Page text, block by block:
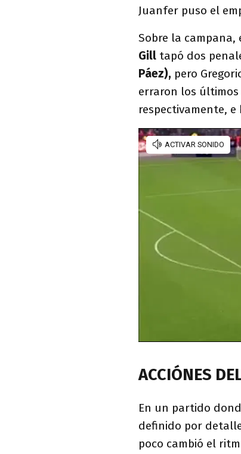
Juanfer puso el
Sobre la campana,
Gill tapó dos
Páez), pero
erraron los
respectivamente, e
ACCIÓNES
En un partido
definido por
poco cambió el